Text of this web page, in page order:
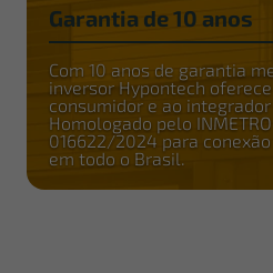
Garantia de 10 anos
Com 10 anos de garantia
inversor Hypontech
consumidor e ao
Homologado pelo
016622/2024 para
em todo o Brasil.